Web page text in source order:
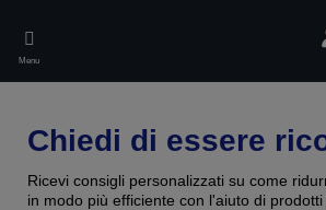
main
content
Menu
Chiedi di essere
Ricevi consigli personalizzati su come
in modo più efficiente con l'aiuto di